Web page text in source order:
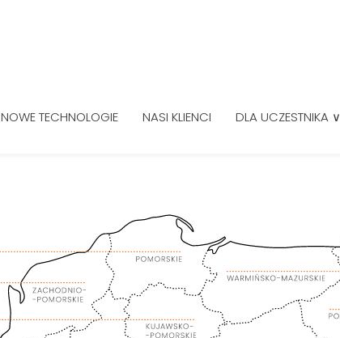
NOWE TECHNOLOGIE NASI KLIENCI DLA UCZESTNIKA ∨